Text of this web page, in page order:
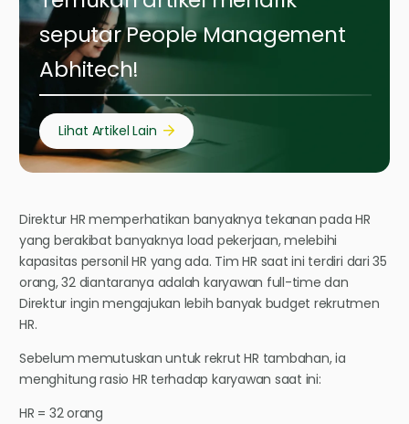
seputar People Management
Abhitech!
Lihat Artikel Lain
Direktur HR memperhatikan banyaknya tekanan pada HR
yang berakibat banyaknya load pekerjaan, melebihi
kapasitas personil HR yang ada. Tim HR saat ini terdiri dari 35
orang, 32 diantaranya adalah karyawan full-time dan
Direktur ingin mengajukan lebih banyak budget rekrutmen
HR.
Sebelum memutuskan untuk rekrut HR tambahan, ia
menghitung rasio HR terhadap karyawan saat ini:
HR = 32 orang